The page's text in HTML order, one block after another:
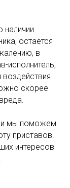
наличии
остается
в
исполнитель,
скорее
мы поможем
приставов.
интересов